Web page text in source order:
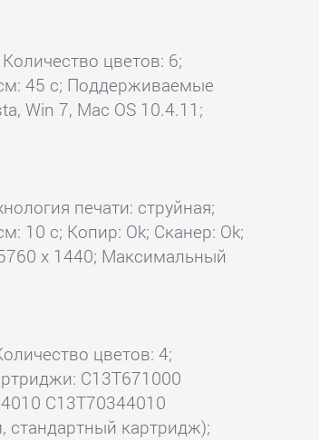
цветов: 6;
45 с; Поддерживаемые
Win 7, Mac OS 10.4.11;
печати: струйная;
10 с; Копир: Ok; Сканер: Ok;
x 1440; Максимальный
цветов: 4;
C13T671000
C13T70344010
стандартный картридж);